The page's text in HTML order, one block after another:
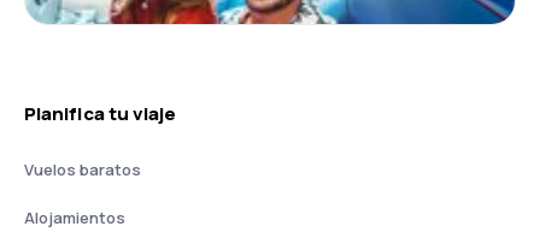
Planifica tu viaje
Vuelos baratos
Alojamientos